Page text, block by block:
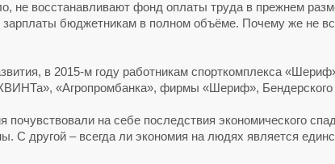
не восстанавливают фонд оплаты труда в прежнем
зарплаты бюджетникам в полном объёме. Почему же не
в 2015-м году работникам спорткомплекса
«Агропромбанка», фирмы «Шериф», Бендерского
почувствовали на себе последствия экономического
С другой – всегда ли экономия на людях является